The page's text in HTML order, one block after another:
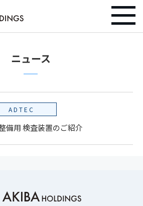
ニュース
ADTEC
備用 検査装置のご紹介